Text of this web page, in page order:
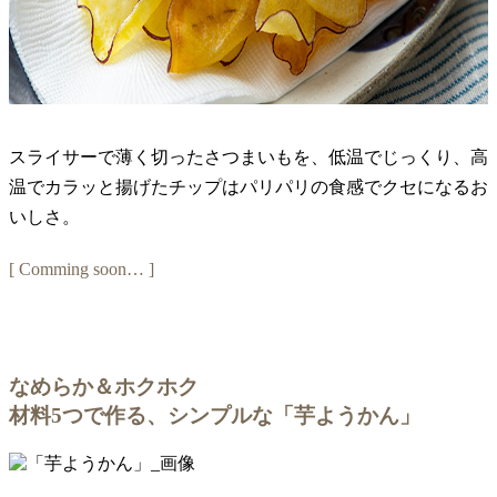
スライサーで薄く切ったさつまいもを、低温でじっくり、高
温でカラッと揚げたチップはパリパリの食感でクセになるお
いしさ。
[ Comming soon… ]
なめらか＆ホクホク
材料5つで作る、シンプルな「芋ようかん」